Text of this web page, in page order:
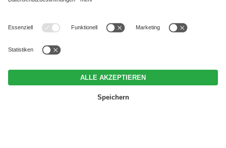
MwSt.-Nr. IT03152920215 • CIN IT021017A1ZHGEHEFG •Impressum
Datenschutz• Individuelle Cookie-Einstellungen • © Webdesign by